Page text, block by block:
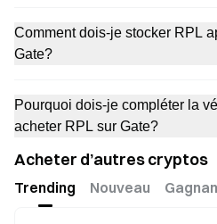
Comment dois-je stocker RPL
Gate?
Pourquoi dois-je compléter la
acheter RPL sur Gate?
Acheter d’autres cryptos
Trending Nouveau